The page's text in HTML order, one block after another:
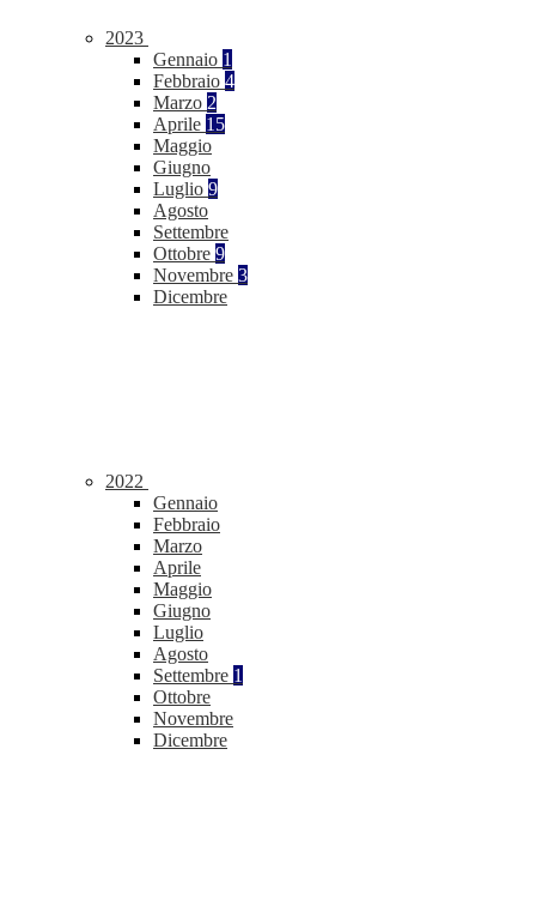
2023
Gennaio 1
Febbraio 4
Marzo 2
Aprile 15
Maggio
Giugno
Luglio 9
Agosto
Settembre
Ottobre 9
Novembre 3
Dicembre
2022
Gennaio
Febbraio
Marzo
Aprile
Maggio
Giugno
Luglio
Agosto
Settembre 1
Ottobre
Novembre
Dicembre